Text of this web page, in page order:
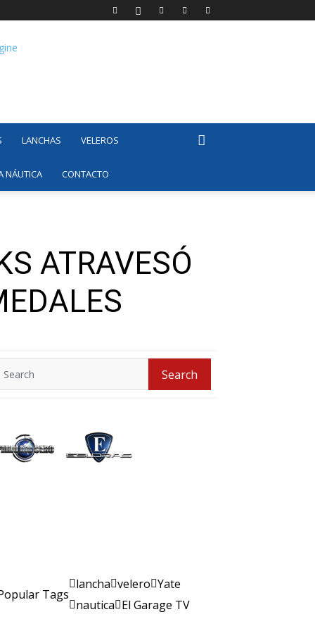
LANCHAS VELEROS
NÁUTICA CONTACTO
ATRAVESÓ
for:
Search
Tags
lancha velero Yate
nautica El Garage TV